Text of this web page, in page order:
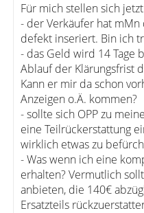
Für mich stellen sich
- der Verkäufer hat
defekt inseriert. Bin ich
- das Geld wird 14 Tage
Ablauf der Klärungsfrist
Kann er mir da schon
Anzeigen o.Ä. kommen?
- sollte sich OPP zu
eine Teilrückerstattung
wirklich etwas zu
- Was wenn ich eine
erhalten? Vermutlich
anbieten, die 140€
Ersatzteils